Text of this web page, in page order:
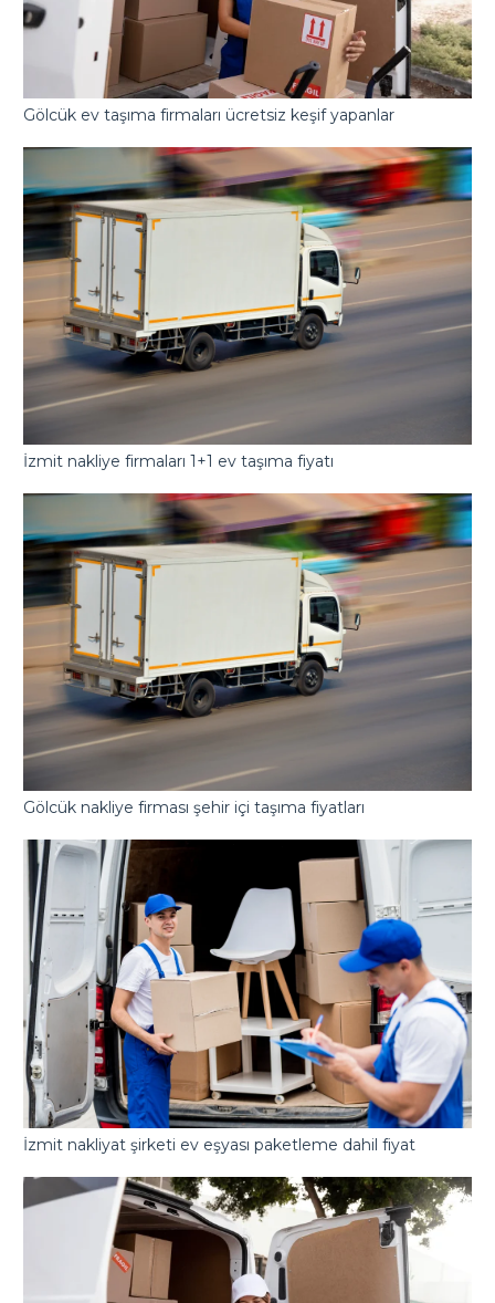
Gölcük ev taşıma firmaları ücretsiz keşif yapanlar
İzmit nakliye firmaları 1+1 ev taşıma fiyatı
Gölcük nakliye firması şehir içi taşıma fiyatları
İzmit nakliyat şirketi ev eşyası paketleme dahil fiyat